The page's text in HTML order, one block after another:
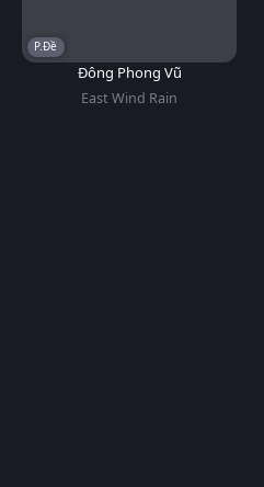
P.Đề
Đông Phong Vũ
East Wind Rain